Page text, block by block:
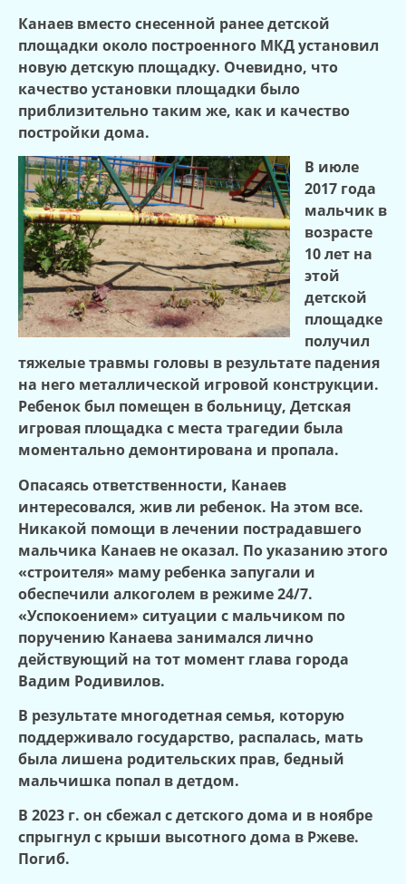
Канаев вместо снесенной ранее детской
площадки около построенного МКД установил
новую детскую площадку. Очевидно, что
качество установки площадки было
приблизительно таким же, как и качество
постройки дома.
В июле
2017 года
мальчик в
возрасте
10 лет на
этой
детской
площадке
получил
тяжелые травмы головы в результате падения
на него металлической игровой конструкции.
Ребенок был помещен в больницу, Детская
игровая площадка с места трагедии была
моментально демонтирована и пропала.
Опасаясь ответственности, Канаев
интересовался, жив ли ребенок. На этом все.
Никакой помощи в лечении пострадавшего
мальчика Канаев не оказал. По указанию этого
«строителя» маму ребенка запугали и
обеспечили алкоголем в режиме 24/7.
«Успокоением» ситуации с мальчиком по
поручению Канаева занимался лично
действующий на тот момент глава города
Вадим Родивилов.
В результате многодетная семья, которую
поддерживало государство, распалась, мать
была лишена родительских прав, бедный
мальчишка попал в детдом.
В 2023 г. он сбежал с детского дома и в ноябре
спрыгнул с крыши высотного дома в Ржеве.
Погиб.